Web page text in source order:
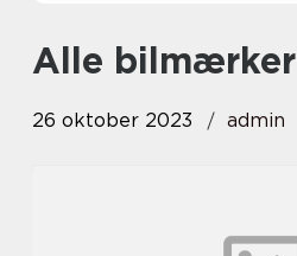
alle bilmærker
26 oktober 2023 admin